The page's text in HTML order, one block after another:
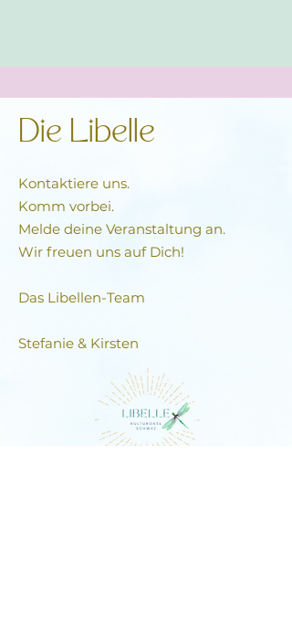
Die Libelle
Kontaktiere uns.
Komm vorbei.
Melde deine Veranstaltung an.
Wir freuen uns auf Dich!
Das Libellen-Team​
Stefanie & Kirsten